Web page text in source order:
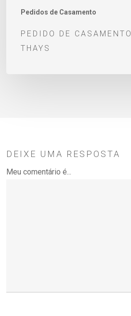
Pedidos de Casamento
PEDIDO DE
THAYS
DEIXE UMA RESPOSTA
Meu comentário é...